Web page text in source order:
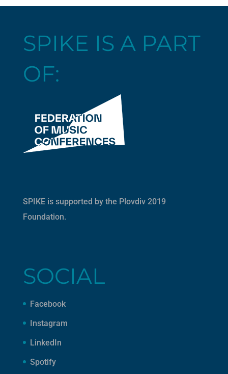
SPIKE IS A PART
OF:
SPIKE is supported by the Plovdiv 2019
Foundation.
SOCIAL
Facebook
Instagram
LinkedIn
Spotify